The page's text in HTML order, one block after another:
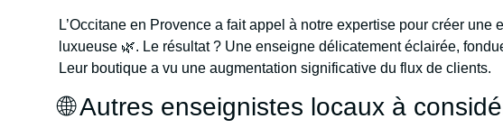
L’Occitane en Provence a fait appel à notre expertise pour créer une
luxueuse 🌿. Le résultat ? Une enseigne délicatement éclairée,
Leur boutique a vu une augmentation significative du flux de clients.
🌐 Autres enseignistes locaux à